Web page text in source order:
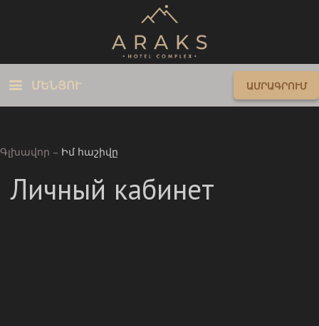
ՄԵՆՅՈՒ ԱՄՐԱԳՐՈՒՄ
Գլխավոր – Իմ հաշիվը
Личный кабинет